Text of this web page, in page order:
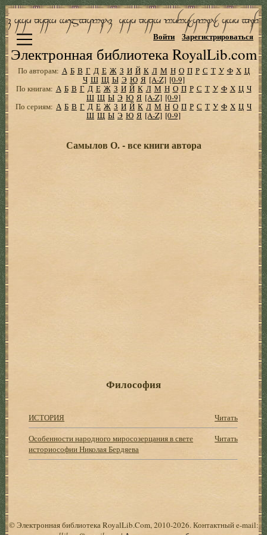
Электронная библиотека RoyalLib.com
Войти Зарегистрироваться
По авторам: А Б В Г Д Е Ж З И Й К Л М Н О П Р С Т У Ф Х Ц
Ч Ш Щ Ы Э Ю Я [A-Z] [0-9]
По книгам: А Б В Г Д Е Ж З И Й К Л М Н О П Р С Т У Ф Х Ц Ч
Ш Щ Ы Э Ю Я [A-Z] [0-9]
По сериям: А Б В Г Д Е Ж З И Й К Л М Н О П Р С Т У Ф Х Ц Ч
Ш Щ Ы Э Ю Я [A-Z] [0-9]
Самылов О. - все книги автора
Философия
ИСТОРИЯ
Читать
Особенности народного миросозерцания в свете
историософии Николая Бердяева
Читать
© Электронная библиотека RoyalLib.Com, 2010-2026. Контактный e-mail: